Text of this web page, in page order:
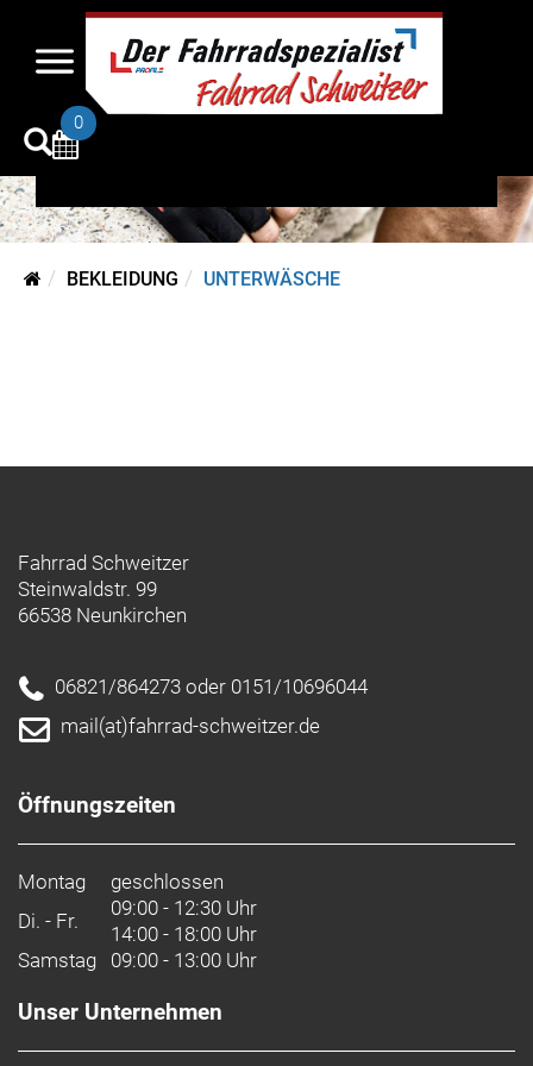
0Unterwäsche
BEKLEIDUNG UNTERWÄSCHE
Fahrrad Schweitzer
Steinwaldstr. 99
66538 Neunkirchen
06821/864273 oder 0151/10696044
mail(at)fahrrad-schweitzer.de
Öffnungszeiten
Montag
geschlossen
Di. - Fr.
09:00 - 12:30 Uhr
14:00 - 18:00 Uhr
Samstag 09:00 - 13:00 Uhr
Unser Unternehmen